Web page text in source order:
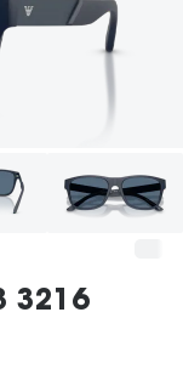
Pedro
Luís
Inês
3216